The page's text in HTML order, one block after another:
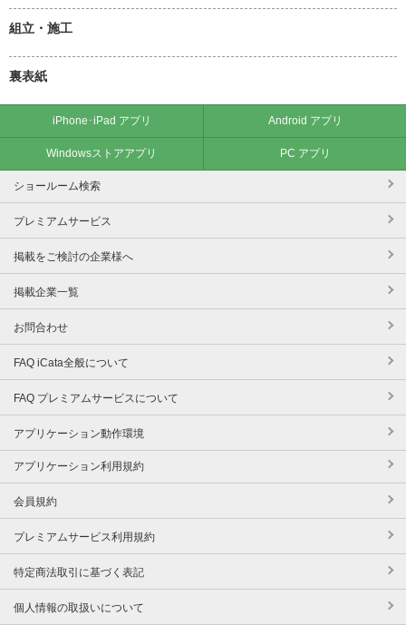
組立・施工
裏表紙
iPhone･iPad アプリ Android アプリ
Windowsストアアプリ PC アプリ
ショールーム検索
プレミアムサービス
掲載をご検討の企業様へ
掲載企業一覧
お問合わせ
FAQ iCata全般について
FAQ プレミアムサービスについて
アプリケーション動作環境
アプリケーション利用規約
会員規約
プレミアムサービス利用規約
特定商法取引に基づく表記
個人情報の取扱いについて